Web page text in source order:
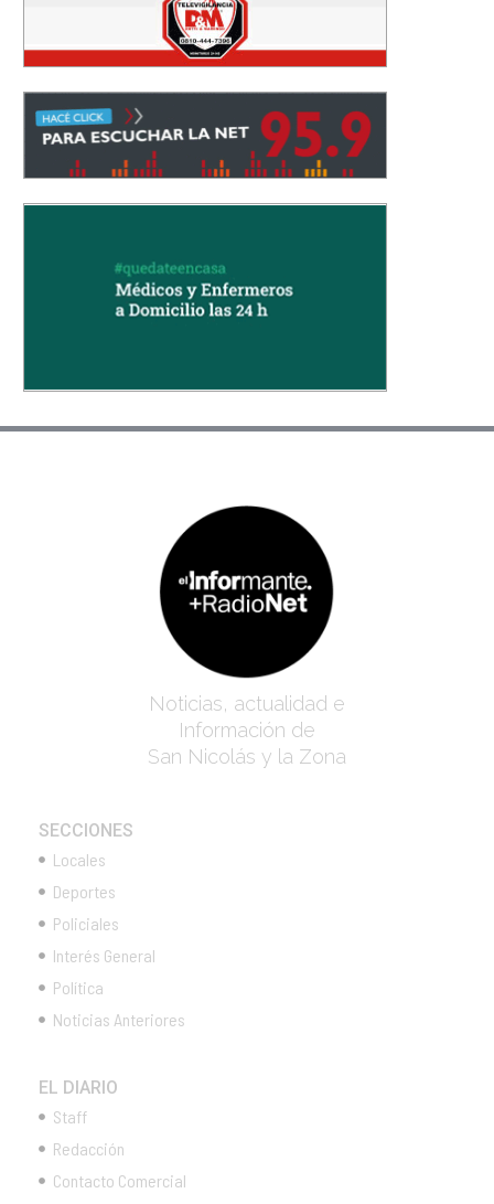
Noticias, actualidad e
Información de
San Nicolás y la Zona
SECCIONES
Locales
Deportes
Policiales
Interés General
Política
Noticias Anteriores
EL DIARIO
Staff
Redacción
Contacto Comercial